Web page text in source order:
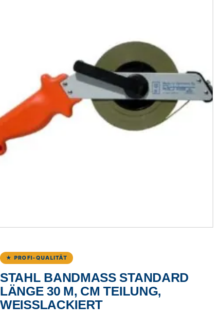
★ PROFI-QUALITÄT
STAHL BANDMASS STANDARD L
ÄNGE 30 M, CM TEILUNG, W
EISSLACKIERT